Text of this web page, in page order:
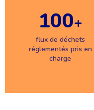
100+
flux de déchets
réglementés pris en
charge